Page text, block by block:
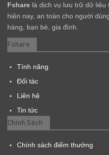
Fshare là dịch vụ lưu trữ dữ liệu
hiện nay, an toàn cho người
hàng, bạn bè, gia đình.
Fshare
Tính năng
Đối tác
Liên hệ
Tin tức
Chính Sách
Chính sách điểm thưởng